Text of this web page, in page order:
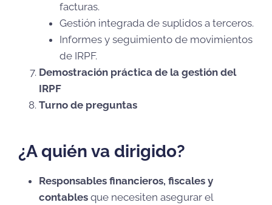
facturas.
Gestión integrada de suplidos a terceros.
Informes y seguimiento de movimientos
de IRPF.
Demostración práctica de la gestión del
IRPF
Turno de preguntas
¿A quién va dirigido?
Responsables financieros, fiscales y
contables que necesiten asegurar el